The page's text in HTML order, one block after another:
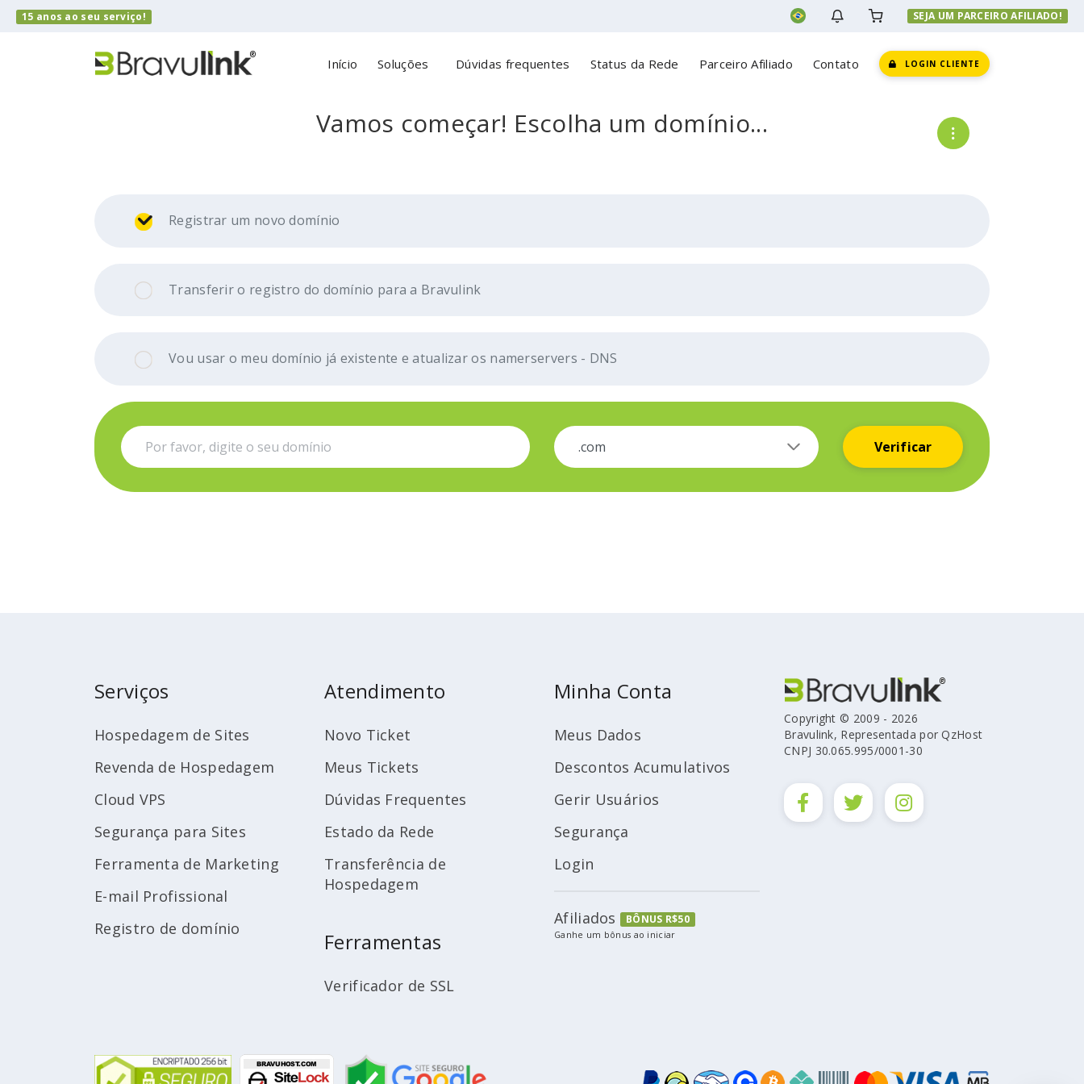
15 anos ao seu serviço! SEJA UM PARCEIRO AFILIADO!
Início Soluções Dúvidas frequentes Status da Rede Parceiro Afiliado Contato LOGIN CLIENTE
Vamos começar! Escolha um domínio...
Registrar um novo domínio
Transferir o registro do domínio para a Bravulink
Vou usar o meu domínio já existente e atualizar os namerservers - DNS
Verificar
Serviços
Hospedagem de Sites
Revenda de Hospedagem
Cloud VPS
Segurança para Sites
Ferramenta de Marketing
E-mail Profissional
Registro de domínio
Atendimento
Novo Ticket
Meus Tickets
Dúvidas Frequentes
Estado da Rede
Transferência de
Hospedagem
Ferramentas
Verificador de SSL
Minha Conta
Meus Dados
Descontos Acumulativos
Gerir Usuários
Segurança
Login
Afiliados BÔNUS R$50
Ganhe um bônus ao iniciar
Copyright © 2009 - 2026
Bravulink, Representada por QzHost
CNPJ 30.065.995/0001-30